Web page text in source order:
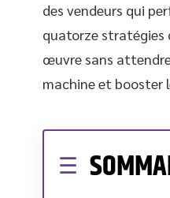
des vendeurs qui
quatorze stratégies
œuvre sans
machine et booster